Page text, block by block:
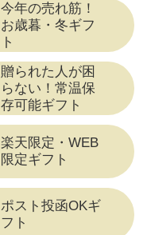
今年の売れ筋！
お歳暮・冬ギフ
ト
贈られた人が困
らない！常温保
存可能ギフト
楽天限定・WEB
限定ギフト
ポスト投函OKギ
フト